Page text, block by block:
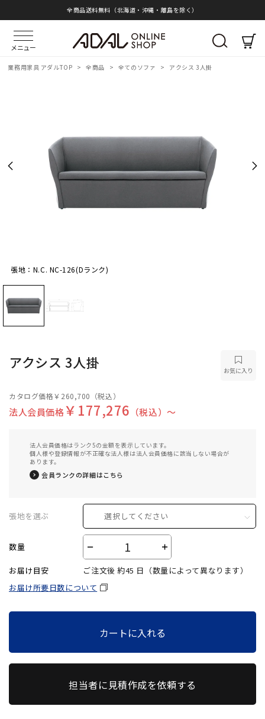
全商品送料無料（北海道・沖縄・離島を除く）
メニュー
業務用家具 アダルTOP > 全商品 > 全てのソファ > アクシス 3人掛
張地：N.C. NC-126(Dランク)
張地：N.C. NC-126(Dランク)
アクシス 3人掛 お気に入り
カタログ価格￥260,700 （税込）
法人会員価格￥177,276 （税込）〜
法人会員価格はランク5の金額を表示しています。
個人様や登録情報が不正確な法人様は法人会員価格に該当しない場合が
あります。
会員ランクの詳細はこちら
張地を選ぶ 選択してください
数量 － ＋
お届け目安 ご注文後 約45 日（数量によって異なります）
お届け所要日数について
カートに入れる
担当者に見積作成を依頼する